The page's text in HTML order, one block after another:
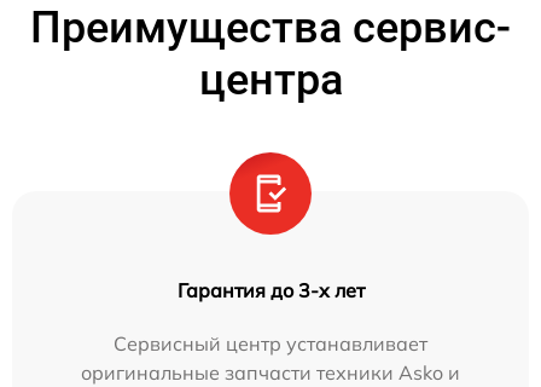
Преимущества сервис-
центра
Гарантия до 3-х лет
Сервисный центр устанавливает
оригинальные запчасти техники Asko и